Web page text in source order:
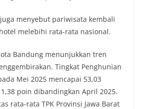
menyebut pariwisata kembali
melebihi rata-rata nasional.
Bandung menunjukkan tren
Tingkat Penghunian
Mei 2025 mencapai 53,03
poin dibandingkan April 2025.
rata-rata TPK Provinsi Jawa Barat